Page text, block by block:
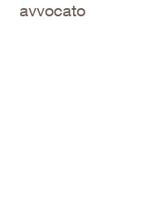
avvocato